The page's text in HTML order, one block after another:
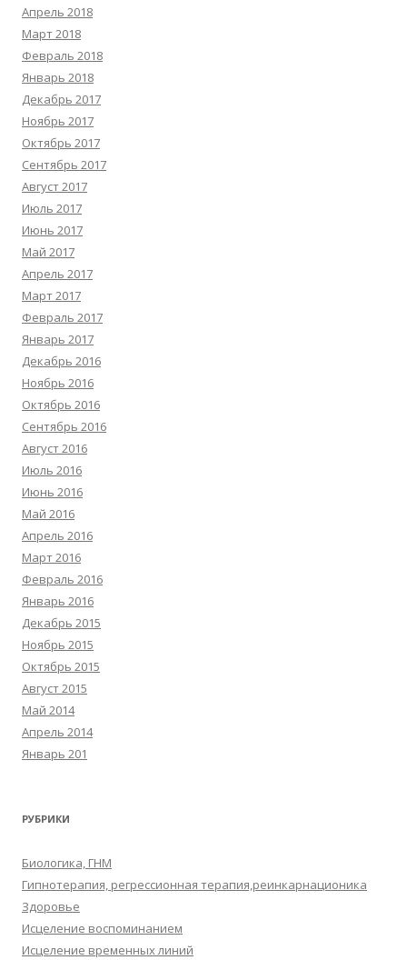
Апрель 2018
Март 2018
Февраль 2018
Январь 2018
Декабрь 2017
Ноябрь 2017
Октябрь 2017
Сентябрь 2017
Август 2017
Июль 2017
Июнь 2017
Май 2017
Апрель 2017
Март 2017
Февраль 2017
Январь 2017
Декабрь 2016
Ноябрь 2016
Октябрь 2016
Сентябрь 2016
Август 2016
Июль 2016
Июнь 2016
Май 2016
Апрель 2016
Март 2016
Февраль 2016
Январь 2016
Декабрь 2015
Ноябрь 2015
Октябрь 2015
Август 2015
Май 2014
Апрель 2014
Январь 201
РУБРИКИ
Биологика, ГНМ
Гипнотерапия, регрессионная терапия,реинкарнационика
Здоровье
Исцеление воспоминанием
Исцеление временных линий